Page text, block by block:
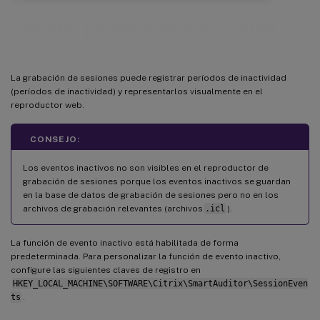
La grabación de sesiones puede registrar períodos de inactividad
(períodos de inactividad) y representarlos visualmente en el
reproductor web.
CONSEJO:
Los eventos inactivos no son visibles en el reproductor de
grabación de sesiones porque los eventos inactivos se guardan
en la base de datos de grabación de sesiones pero no en los
archivos de grabación relevantes (archivos .icl ).
La función de evento inactivo está habilitada de forma
predeterminada. Para personalizar la función de evento inactivo,
configure las siguientes claves de registro en
HKEY_LOCAL_MACHINE\SOFTWARE\Citrix\SmartAuditor\SessionEven
ts